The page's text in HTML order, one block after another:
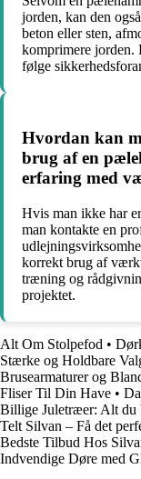
jorden, kan den
beton eller sten,
komprimere jorden.
følge
Hvordan kan
brug af en
erfaring med
Hvis man ikke har
man kontakte en
korrekt brug af
træning og
projektet.
Alt Om Stolpefod •
Stærke og Holdbare
Brusearmaturer og
Fliser Til Din Have •
Billige Juletræer: Alt du
Telt Silvan – Få det
Bedste Tilbud Hos
Indvendige Døre med